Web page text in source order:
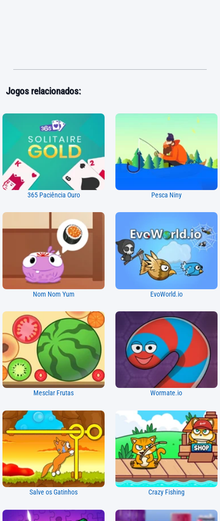
Jogos relacionados:
365 Paciência Ouro Pesca Niny
Nom Nom Yum EvoWorld.io
Mesclar Frutas Wormate.io
Salve os Gatinhos Crazy Fishing